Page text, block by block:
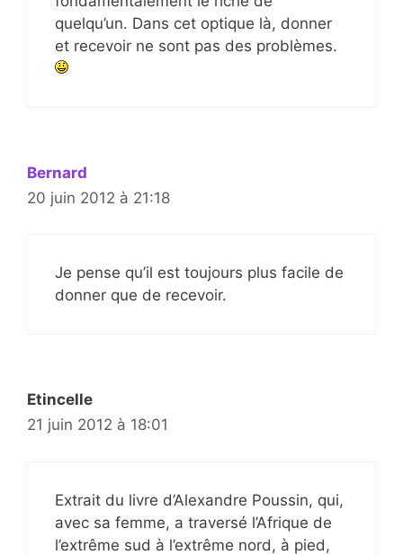
quelqu’un. Dans cet optique là, donner
et recevoir ne sont pas des problèmes.
Bernard
20 juin 2012 à 21:18
Je pense qu’il est toujours plus facile de
donner que de recevoir.
Etincelle
21 juin 2012 à 18:01
Extrait du livre d’Alexandre Poussin, qui,
avec sa femme, a traversé l’Afrique de
l’extrême sud à l’extrême nord, à pied,